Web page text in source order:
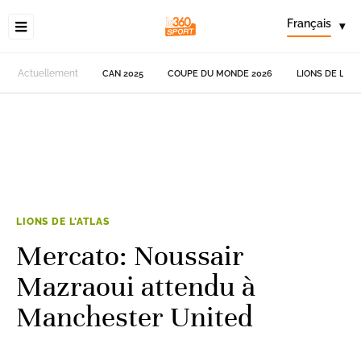
Français ▾
Actuellement CAN 2025 COUPE DU MONDE 2026 LIONS DE
LIONS DE L'ATLAS
Mercato: Noussair
Mazraoui attendu à
Manchester United